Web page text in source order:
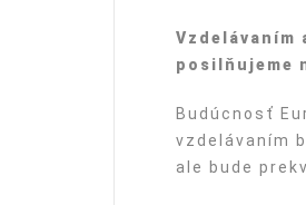
Vzdelávaním
posilňujeme
Budúcnosť
vzdelávaním
ale bude